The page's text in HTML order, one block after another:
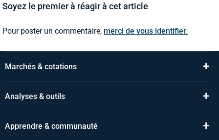
Soyez le premier à réagir à cet article
Pour poster un commentaire, merci de vous identifier.
Marchés & cotations +
Analyses & outils +
Apprendre & communauté +